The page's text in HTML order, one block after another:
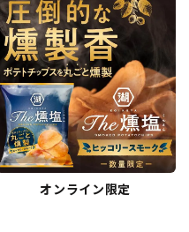
オンライン限定